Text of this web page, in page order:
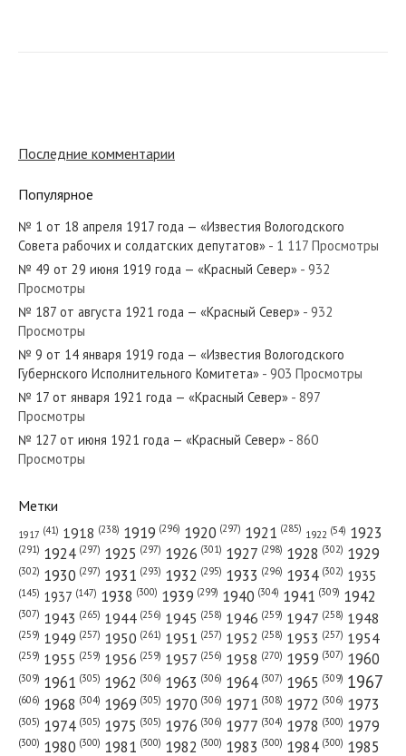
№ 118 от мая 1973 года — «Красный Север»
№ 3 от января 1950 года — «Красный Север»
№ 173 от июля 1940 года — «Красный Север»
№ 162 от июля 1924 года — «Красный Север»
№ 92 от апреля 1959 года — «Красный Север»
Последние комментарии
Популярное
№ 1 от 18 апреля 1917 года — «Известия Вологодского
Совета рабочих и солдатских депутатов» - 1 117 Просмотры
№ 49 от 29 июня 1919 года — «Красный Север» - 932
Просмотры
№ 187 от августа 1921 года — «Красный Север» - 932
Просмотры
№ 9 от 14 января 1919 года — «Известия Вологодского
Губернского Исполнительного Комитета» - 903 Просмотры
№ 17 от января 1921 года — «Красный Север» - 897
Просмотры
№ 127 от июня 1921 года — «Красный Север» - 860
Просмотры
Метки
1917 (41) 1918 (238) 1919 (296) 1920 (297) 1921 (285) 1922 (54) 1923
(291) 1924 (297) 1925 (297) 1926 (301) 1927 (298) 1928 (302) 1929
(302) 1930 (297) 1931 (293) 1932 (295) 1933 (296) 1934 (302) 1935
(145) 1937 (147) 1938 (300) 1939 (299) 1940 (304) 1941 (309) 1942
(307) 1943 (265) 1944 (256) 1945 (258) 1946 (259) 1947 (258) 1948
(259) 1949 (257) 1950 (261) 1951 (257) 1952 (258) 1953 (257) 1954
(259) 1955 (259) 1956 (259) 1957 (256) 1958 (270) 1959 (307) 1960
(309) 1961 (305) 1962 (306) 1963 (306) 1964 (307) 1965 (309) 1967
(606) 1968 (304) 1969 (305) 1970 (306) 1971 (308) 1972 (306) 1973
(305) 1974 (305) 1975 (305) 1976 (306) 1977 (304) 1978 (300) 1979
(300) 1980 (300) 1981 (300) 1982 (300) 1983 (300) 1984 (300) 1985